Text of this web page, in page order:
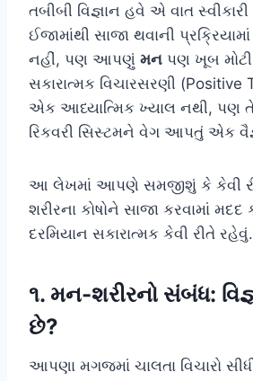
તબીબી વિજ્ઞાન હવે એ વાત
ઈજામાંથી સાજા થવાની
નહીં, પણ આપણું મન પણ ખૂબ
સકારાત્મક વિચારસરણી
એક આધ્યાત્મિક ખ્યાલ નથી, પણ
રિકવરી સિસ્ટમને વેગ આપતું એક
આ લેખમાં આપણે સમજીશું કે કેવી
શરીરના કોષોને સાજા કરવામાં
દરમિયાન સકારાત્મક કેવી રીતે રહેવું.
૧. મન-શરીરનો સંબંધ:
છે?
આપણા મગજમાં ચાલતા વિચારો